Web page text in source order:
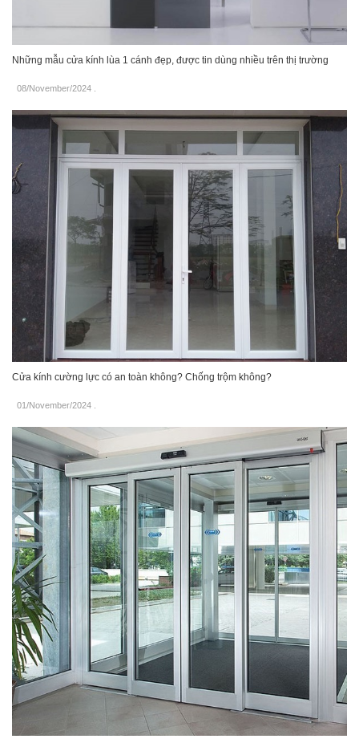
Những mẫu cửa kính lùa 1 cánh đẹp, được tin dùng nhiều trên thị trường
08/November/2024
Cửa kính cường lực có an toàn không? Chống trộm không?
01/November/2024